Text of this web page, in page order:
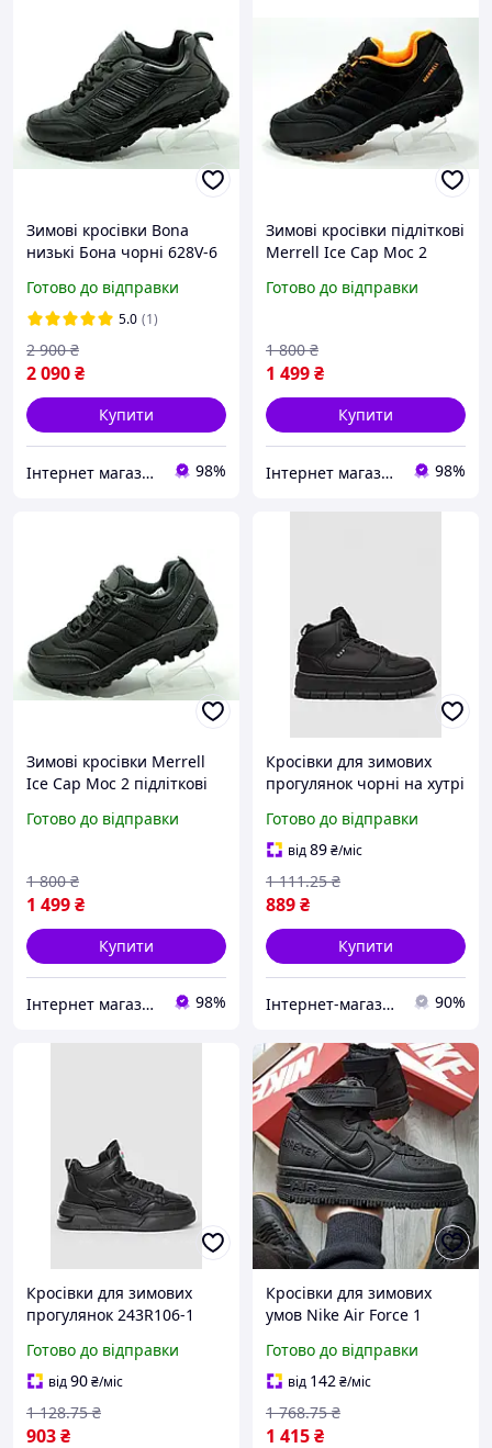
Зимові кросівки Bona
низькі Бона чорні 628V-6
Готово до відправки
5.0 (1)
2 090₴
2 900 ₴
Купити
Інтернет магазин спортивного взуття Shoes-Factory 98%
Зимові кросівки підліткові
Merrell Ice Cap Moc 2
Готово до відправки
1 499₴
1 800 ₴
Купити
Інтернет магазин спортивного взуття Shoes-Factory 98%
Зимові кросівки Merrell
Ice Cap Moc 2 підліткові
Готово до відправки
1 499₴
1 800 ₴
Купити
Інтернет магазин спортивного взуття Shoes-Factory 98%
Кросівки для зимових
прогулянок чорні на хутрі
жінок комфорт і стиль
Готово до відправки
від89₴/міс
889₴
1 111.25 ₴
Купити
Інтернет-магазин Look 100 Clothes 90%
Кросівки для зимових
прогулянок 243R106-1
стильні та комфортні
Готово до відправки
від90₴/міс
903₴
1 128.75 ₴
Кросівки для зимових
умов Nike Air Force 1
розмір виробництво
В'єтнам
Готово до відправки
від 142₴/міс
1 415₴
1 768.75 ₴